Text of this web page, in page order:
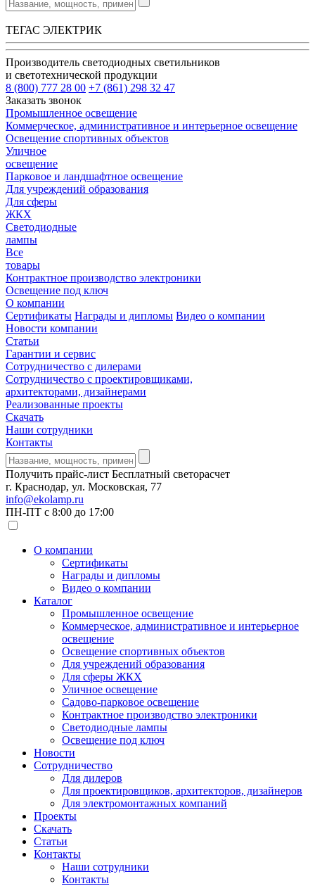
ТЕГАС ЭЛЕКТРИК
Производитель светодиодных светильников
и светотехнической продукции
8 (800) 777 28 00 +7 (861) 298 32 47
Заказать звонок
Промышленное освещение
Коммерческое, административное и интерьерное освещение
Освещение спортивных объектов
Уличное
освещение
Парковое и ландшафтное освещение
Для учреждений образования
Для сферы
ЖКХ
Светодиодные
лампы
Все
товары
Контрактное производство электроники
Освещение под ключ
О компании
Сертификаты Награды и дипломы Видео о компании
Новости компании
Статьи
Гарантии и сервис
Сотрудничество с дилерами
Сотрудничество с проектировщиками,
архитекторами, дизайнерами
Реализованные проекты
Скачать
Наши сотрудники
Контакты
Получить прайс-лист Бесплатный светорасчет
г. Краснодар, ул. Московская, 77
info@ekolamp.ru
ПН-ПТ с 8:00 до 17:00
О компании
Сертификаты
Награды и дипломы
Видео о компании
Каталог
Промышленное освещение
Коммерческое, административное и интерьерное
освещение
Освещение спортивных объектов
Для учреждений образования
Для сферы ЖКХ
Уличное освещение
Садово-парковое освещение
Контрактное производство электроники
Светодиодные лампы
Освещение под ключ
Новости
Сотрудничество
Для дилеров
Для проектировщиков, архитекторов, дизайнеров
Для электромонтажных компаний
Проекты
Скачать
Статьи
Контакты
Наши сотрудники
Контакты